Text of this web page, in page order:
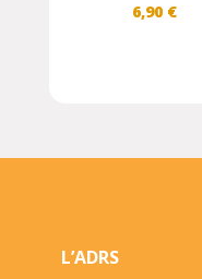
6,90 €
L’ADRS